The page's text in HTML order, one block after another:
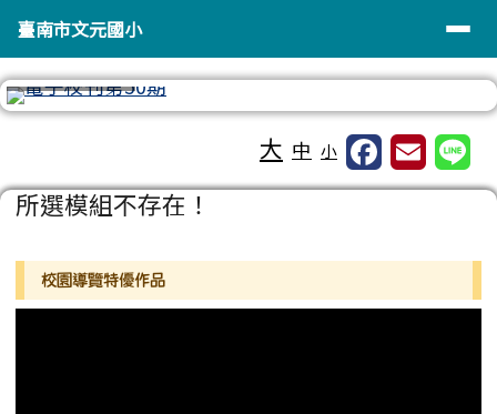
跳至主內容區
臺南市文元國小
導覽列
臺南市文元國小
大 中 小
主內容區域
所選模組不存在！
左邊區域內容
校園導覽特優作品
頁尾區域